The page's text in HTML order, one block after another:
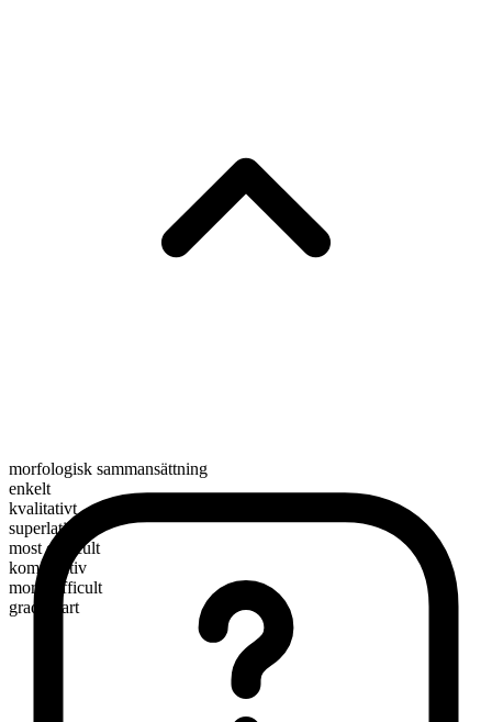
morfologisk sammansättning
enkelt
kvalitativt
superlativ
most difficult
komparativ
more difficult
graderbart